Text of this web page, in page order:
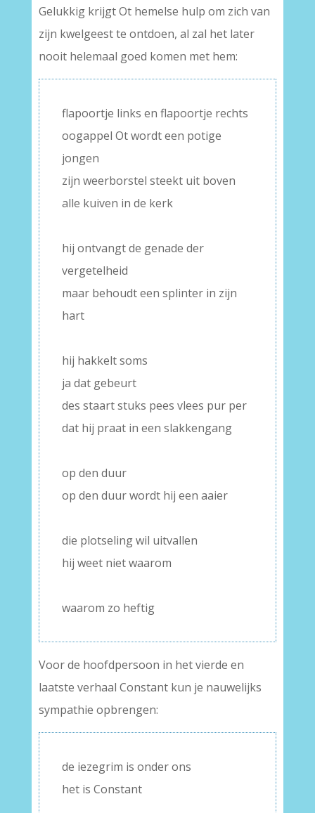
Gelukkig krijgt Ot hemelse hulp om zich van
zijn kwelgeest te ontdoen, al zal het later
nooit helemaal goed komen met hem:
flapoortje links en flapoortje rechts
oogappel Ot wordt een potige
jongen
zijn weerborstel steekt uit boven
alle kuiven in de kerk
hij ontvangt de genade der
vergetelheid
maar behoudt een splinter in zijn
hart
hij hakkelt soms
ja dat gebeurt
des staart stuks pees vlees pur per
dat hij praat in een slakkengang
op den duur
op den duur wordt hij een aaier
die plotseling wil uitvallen
hij weet niet waarom
waarom zo heftig
Voor de hoofdpersoon in het vierde en
laatste verhaal Constant kun je nauwelijks
sympathie opbrengen:
de iezegrim is onder ons
het is Constant